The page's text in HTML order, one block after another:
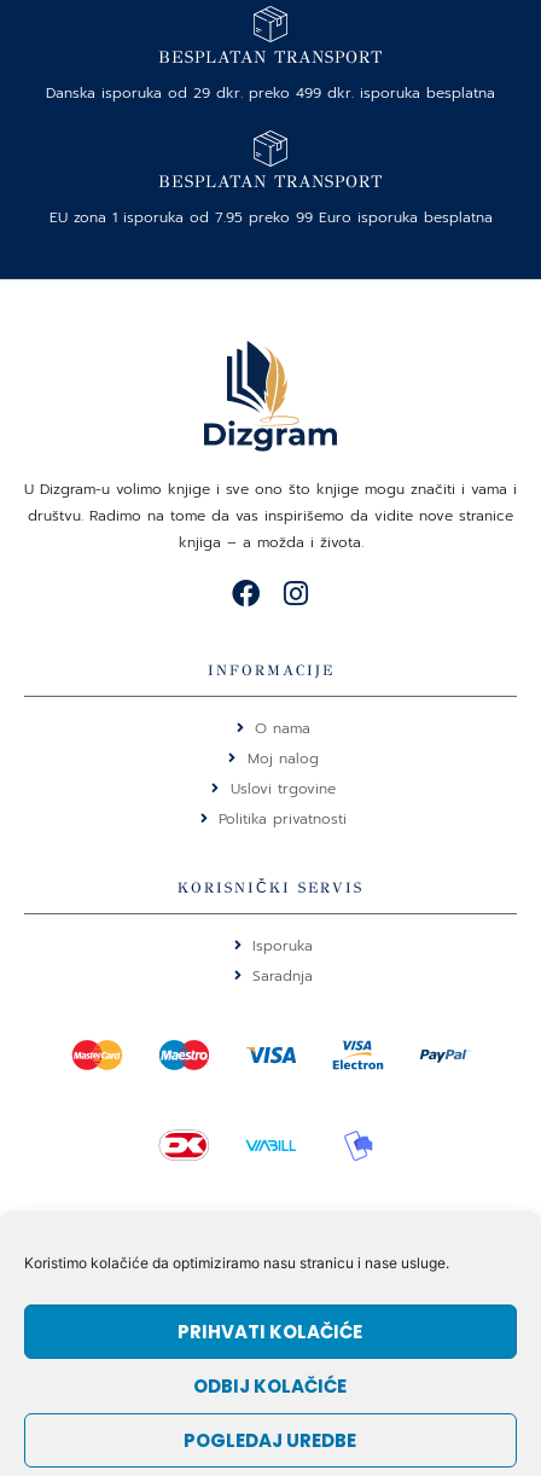
Koristimo kolačiće da optimiziramo nasu stranicu i nase usluge.
PRIHVATI KOLAČIĆE
ODBIJ KOLAČIĆE
POGLEDAJ UREDBE
BESPLATAN TRANSPORT
Danska isporuka od 29 dkr. preko 499 dkr. isporuka besplatna
BESPLATAN TRANSPORT
EU zona 1 isporuka od 7.95 preko 99 Euro isporuka besplatna
U Dizgram-u volimo knjige i sve ono što knjige mogu značiti i vama i
društvu. Radimo na tome da vas inspirišemo da vidite nove stranice
knjiga – a možda i života.
F
e
b
o
o
k
I
t
a
g
r
a
m
INFORMACIJE
O nama
Moj nalog
Uslovi trgovine
Politika privatnosti
KORISNIČKI SERVIS
Isporuka
Saradnja
Volmersvej 11 6000 Kolding Danska
+45 60609846
CVR Nr. 42779997